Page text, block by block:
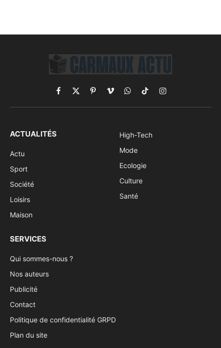
Facebook
X
(Twitter)
PinterestVimeoWhatsApp
TikTokInstagram
ACTUALITÉS
Actu
Sport
Société
Loisirs
Maison
High-Tech
Mode
Ecologie
Culture
Santé
SERVICES
Qui sommes-nous ?
Nos auteurs
Publicité
Contact
Politique de confidentialité GRPD
Plan du site